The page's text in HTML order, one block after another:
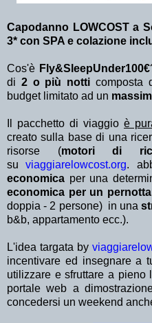
Capodanno LOWCOST a
3* con SPA e colazione
Cos'è Fly&SleepUnder100€
di 2 o più notticomposta
budget limitato ad un
Il pacchetto di viaggio è
creato sulla base di una
risorse (motori di
suviaggiarelowcost.org.
economica per una
economica per un
doppia - 2 persone) in una
b&b, appartamento ecc.).
L'idea targata by
incentivare ed insegnare a
utilizzare e sfruttare a pieno
portale web a
concedersi un weekend